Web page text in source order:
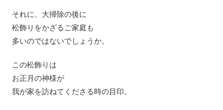
それに、大掃除の後に
松飾りをかざるご家庭も
多いのではないでしょうか。
この松飾りは
お正月の神様が
我が家を訪ねてくださる時の目印。